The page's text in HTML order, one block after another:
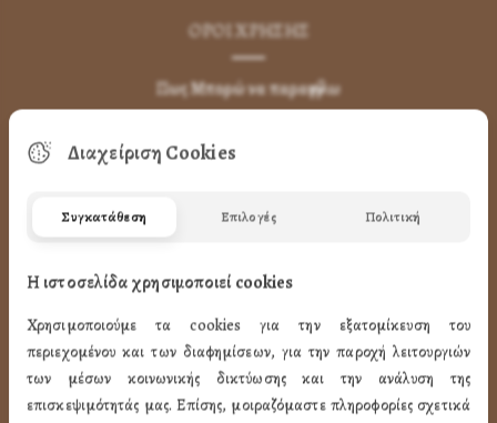
ΌΡΟΙ ΧΡΉΣΗΣ
Πως Μπορώ να παραγγείλω
Μεταφορικά & Αντικαταβολή
LINK
ΤΑ ΠΡΟΪΟΝΤΑ ΜΑΣ
Εικόνες Αγίων
Διαχείριση Cookies
Συγκατάθεση Επιλογές Πολιτική
Η ιστοσελίδα χρησιμοποιεί cookies
Χρησιμοποιούμε τα cookies για την εξατομίκευση του
περιεχομένου και των διαφημίσεων, για την παροχή λειτουργιών
των μέσων κοινωνικής δικτύωσης και την ανάλυση της
επισκεψιμότητάς μας. Επίσης, μοιραζόμαστε πληροφορίες σχετικά